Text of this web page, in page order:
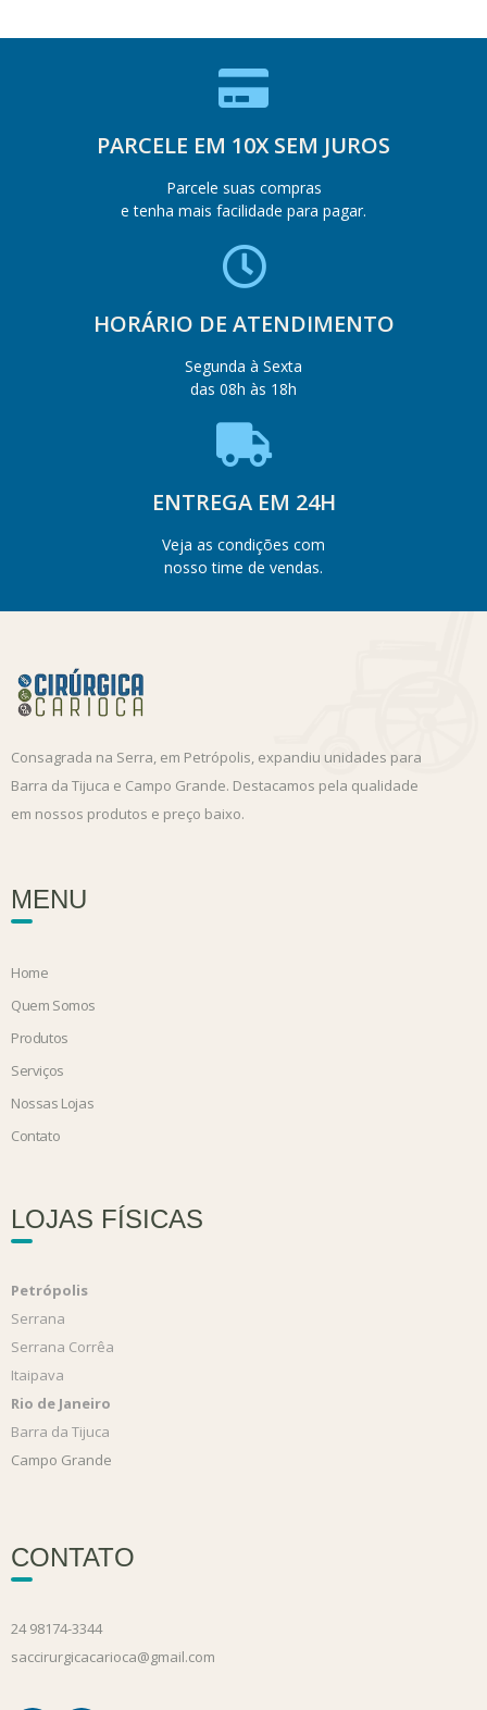
PARCELE EM 10X SEM JUROS
Parcele suas compras
e tenha mais facilidade para pagar.
HORÁRIO DE ATENDIMENTO
Segunda à Sexta
das 08h às 18h
ENTREGA EM 24H
Veja as condições com
nosso time de vendas.
Consagrada na Serra, em Petrópolis, expandiu unidades para
Barra da Tijuca e Campo Grande. Destacamos pela qualidade
em nossos produtos e preço baixo.
MENU
Home
Quem Somos
Produtos
Serviços
Nossas Lojas
Contato
LOJAS FÍSICAS
Petrópolis
Serrana
Serrana Corrêa
Itaipava
Rio de Janeiro
Barra da Tijuca
Campo Grande
CONTATO
24 98174-3344
saccirurgicacarioca@gmail.com